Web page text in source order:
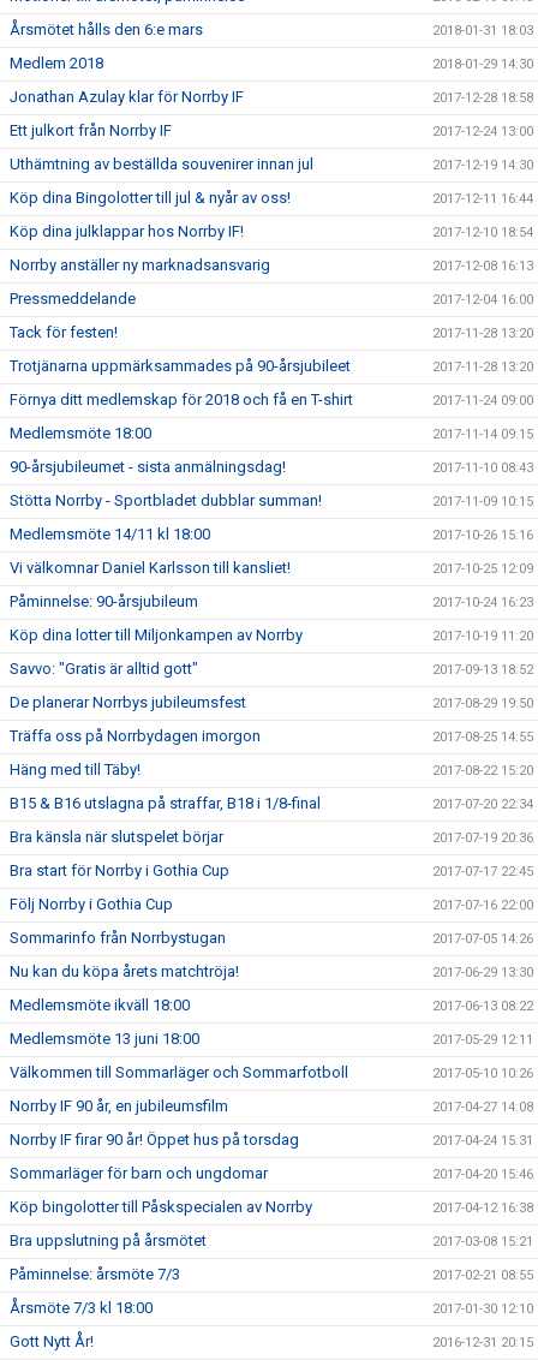
Årsmötet hålls den 6:e mars 2018-01-31 18:03
Medlem 2018 2018-01-29 14:30
Jonathan Azulay klar för Norrby IF 2017-12-28 18:58
Ett julkort från Norrby IF 2017-12-24 13:00
Uthämtning av beställda souvenirer innan jul 2017-12-19 14:30
Köp dina Bingolotter till jul & nyår av oss! 2017-12-11 16:44
Köp dina julklappar hos Norrby IF! 2017-12-10 18:54
Norrby anställer ny marknadsansvarig 2017-12-08 16:13
Pressmeddelande 2017-12-04 16:00
Tack för festen! 2017-11-28 13:20
Trotjänarna uppmärksammades på 90-årsjubileet 2017-11-28 13:20
Förnya ditt medlemskap för 2018 och få en T-shirt 2017-11-24 09:00
Medlemsmöte 18:00 2017-11-14 09:15
90-årsjubileumet - sista anmälningsdag! 2017-11-10 08:43
Stötta Norrby - Sportbladet dubblar summan! 2017-11-09 10:15
Medlemsmöte 14/11 kl 18:00 2017-10-26 15:16
Vi välkomnar Daniel Karlsson till kansliet! 2017-10-25 12:09
Påminnelse: 90-årsjubileum 2017-10-24 16:23
Köp dina lotter till Miljonkampen av Norrby 2017-10-19 11:20
Savvo: "Gratis är alltid gott" 2017-09-13 18:52
De planerar Norrbys jubileumsfest 2017-08-29 19:50
Träffa oss på Norrbydagen imorgon 2017-08-25 14:55
Häng med till Täby! 2017-08-22 15:20
B15 & B16 utslagna på straffar, B18 i 1/8-final 2017-07-20 22:34
Bra känsla när slutspelet börjar 2017-07-19 20:36
Bra start för Norrby i Gothia Cup 2017-07-17 22:45
Följ Norrby i Gothia Cup 2017-07-16 22:00
Sommarinfo från Norrbystugan 2017-07-05 14:26
Nu kan du köpa årets matchtröja! 2017-06-29 13:30
Medlemsmöte ikväll 18:00 2017-06-13 08:22
Medlemsmöte 13 juni 18:00 2017-05-29 12:11
Välkommen till Sommarläger och Sommarfotboll 2017-05-10 10:26
Norrby IF 90 år, en jubileumsfilm 2017-04-27 14:08
Norrby IF firar 90 år! Öppet hus på torsdag 2017-04-24 15:31
Sommarläger för barn och ungdomar 2017-04-20 15:46
Köp bingolotter till Påskspecialen av Norrby 2017-04-12 16:38
Bra uppslutning på årsmötet 2017-03-08 15:21
Påminnelse: årsmöte 7/3 2017-02-21 08:55
Årsmöte 7/3 kl 18:00 2017-01-30 12:10
Gott Nytt År! 2016-12-31 20:15